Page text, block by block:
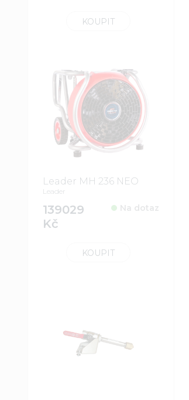
KOUPIT
Leader MH 236 NEO
Leader
139029
Kč
Na dotaz
KOUPIT